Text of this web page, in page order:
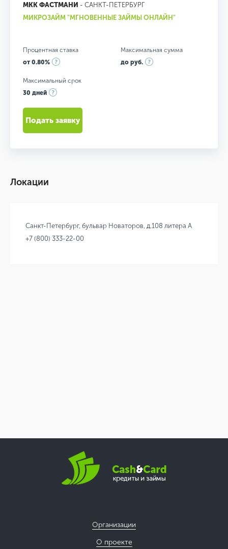
МКК ФАСТМАНИ - САНКТ-ПЕТЕРБУРГ
МИКРОЗАЙМ "МГНОВЕННЫЕ ЗАЙМЫ ОНЛАЙН"
Процентная ставка
от 0.80%
Максимальная сумма
до руб.
Максимальный срок
30 дней
Подать заявку
Локации
Санкт-Петербург, бульвар Новаторов, д.108 литера А
+7 (800) 333-22-00
Организации
О проекте